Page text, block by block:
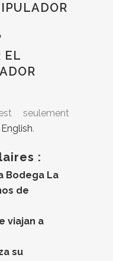
EL
seulement
English.
:
Bodega La
de
viajan a
su